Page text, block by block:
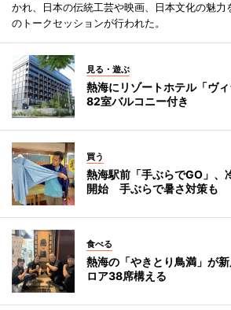
かれ、日本の伝統工芸や映画、日本文化の魅
のトークセッションが行われた。
見る・遊ぶ
熱海にリゾートホテル「ヴ
82室バルコニー付き
買う
熱海駅前「手ぶらでGO」、
開始 手ぶらで暑さ対策も
食べる
熱海の「やきとり鳥満」が
ロア38席構える